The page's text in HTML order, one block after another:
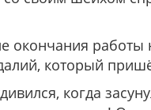
окончания
который
когда